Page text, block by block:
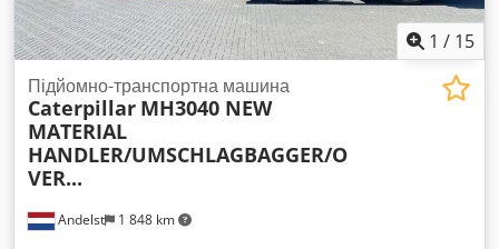
1 / 15
Andelst 1 848 km
Підйомно-транспортна машина
Caterpillar MH3040 NEW
MATERIAL
HANDLER/UMSCHLAGBAGGER/O
VER...